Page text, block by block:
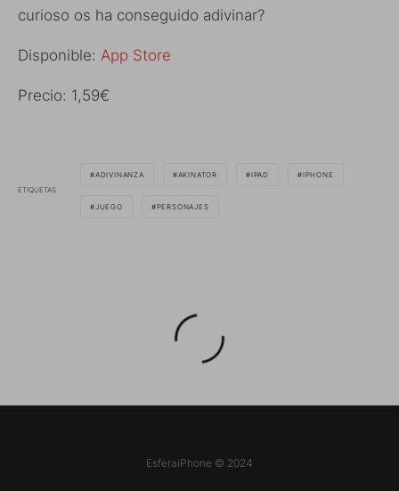
curioso os ha conseguido adivinar?
Disponible: App Store
Precio: 1,59€
ETIQUETAS
ADIVINANZA AKINATOR IPAD IPHONE
JUEGO PERSONAJES
EsferaiPhone © 2024